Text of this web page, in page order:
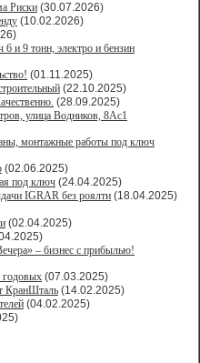
Риски (30.07.2026)
(10.02.2026)
и 9 тонн, электро и бензин
(01.11.2025)
(22.10.2025)
(28.09.2025)
улица Водников, 8Ас1
монтажные работы под ключ
(02.06.2025)
под ключ (24.04.2025)
IGRAR без роялти (18.04.2025)
(02.04.2025)
– бизнес с прибылью!
годовых (07.03.2025)
КранШталь (14.02.2025)
(04.02.2025)